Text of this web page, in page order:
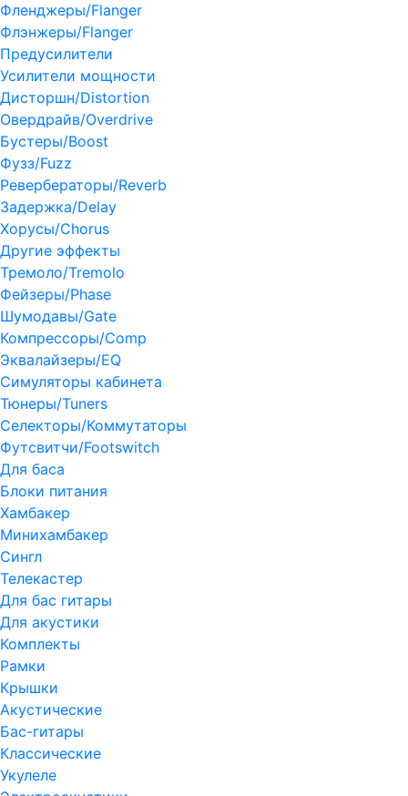
Фленджеры/Flanger
Флэнжеры/Flanger
Предусилители
Усилители мощности
Дисторшн/Distortion
Овердрайв/Overdrive
Бустеры/Boost
Фузз/Fuzz
Ревербераторы/Reverb
Задержка/Delay
Хорусы/Chorus
Другие эффекты
Тремоло/Tremolo
Фейзеры/Phase
Шумодавы/Gate
Компрессоры/Comp
Эквалайзеры/EQ
Симуляторы кабинета
Тюнеры/Tuners
Селекторы/Коммутаторы
Футсвитчи/Footswitch
Для баса
Блоки питания
Хамбакер
Минихамбакер
Сингл
Телекастер
Для бас гитары
Для акустики
Комплекты
Рамки
Крышки
Акустические
Бас-гитары
Классические
Укулеле